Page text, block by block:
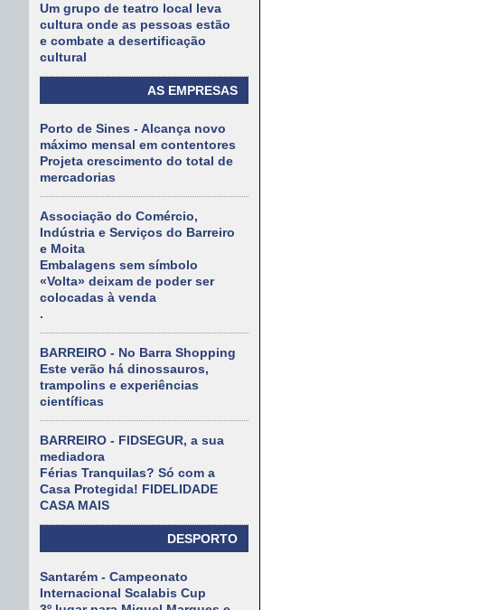
Um grupo de teatro local leva
cultura onde as pessoas estão
e combate a desertificação
cultural
AS EMPRESAS
Porto de Sines - Alcança novo
máximo mensal em contentores
Projeta crescimento do total de
mercadorias
Associação do Comércio,
Indústria e Serviços do Barreiro
e Moita
Embalagens sem símbolo
«Volta» deixam de poder ser
colocadas à venda
.
BARREIRO - No Barra Shopping
Este verão há dinossauros,
trampolins e experiências
científicas
BARREIRO - FIDSEGUR, a sua
mediadora
Férias Tranquilas? Só com a
Casa Protegida! FIDELIDADE
CASA MAIS
DESPORTO
Santarém - Campeonato
Internacional Scalabis Cup